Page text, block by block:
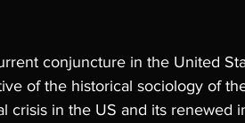
conjuncture in the United
of the historical sociology of
crisis in the US and its renewed